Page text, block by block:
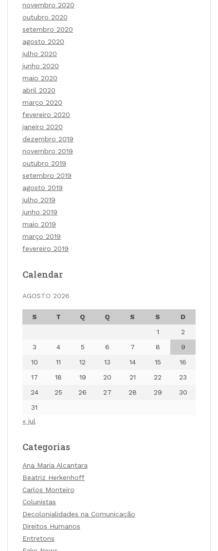
novembro 2020
outubro 2020
setembro 2020
agosto 2020
julho 2020
junho 2020
maio 2020
abril 2020
março 2020
fevereiro 2020
janeiro 2020
dezembro 2019
novembro 2019
outubro 2019
setembro 2019
agosto 2019
julho 2019
junho 2019
maio 2019
março 2019
fevereiro 2019
Calendar
AGOSTO 2026
S T Q Q S S
D
1
2
3
4 5 6 7 8
9
10
11 12 13 14 15
16
17
18 19 20 21 22
23
24
25 26 27 28 29
30
31
« jul
Categorias
Ana Maria Alcantara
Beatriz Herkenhoff
Carlos Monteiro
Colunistas
Decolonialidades na Comunicação
Direitos Humanos
Entretons